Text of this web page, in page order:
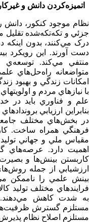
اتميزه‌کردن دانش و
نظام موجود کنکور، دانش
جزئي و تکه‌تکه‌شده تقليل
درک مي‌کنند، بدون
دست آورند. اين رويکرد
منتفي مي‌کند.
متواضعانه راه‌حل‌هاي
امكانات زندگي و بهبود
با نيازهاي مردم و
علم و فناوري بايد در
بنابراين ارزيابي
در بخش‌هاي مختلف
فرهنگي همراه ساخت.
مقياس ملي و جهاني
اهميت دارد. عرصه‌هاي
کاربستن بينش‌ها و
ارزشيابي از جمله
بينش علمي را ناممکن
فرايندهاي مختلف توليد
به شدت کاهش
مستلزم گسترش
مستلزم اصلاح نظام